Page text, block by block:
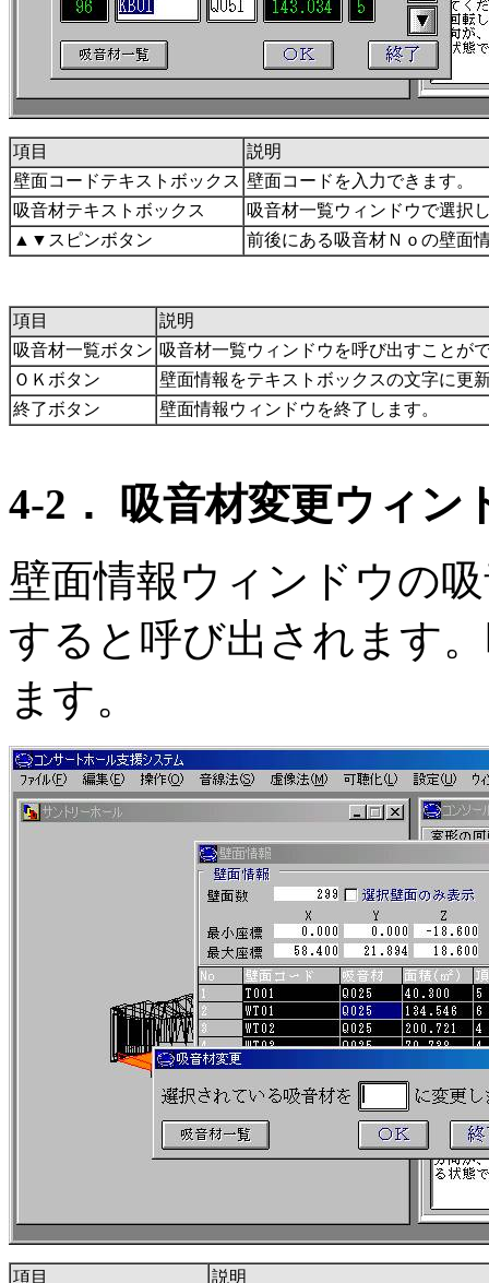
項目
説明
壁面コードテキストボックス 壁面コードを入力できます。
吸音材テキストボックス
吸音材一覧ウィンドウで選択
▲▼スピンボタン
前後にある吸音材Ｎｏの壁面
項目
説明
吸音材一覧ボタン 吸音材一覧ウィンドウを呼び出すことが
ＯＫボタン
壁面情報をテキストボックスの文字に更
終了ボタン
壁面情報ウィンドウを終了します。
4-2． 吸音材変更ウィン
壁面情報ウィンドウの
すると呼び出されます
ます。
項目 説明